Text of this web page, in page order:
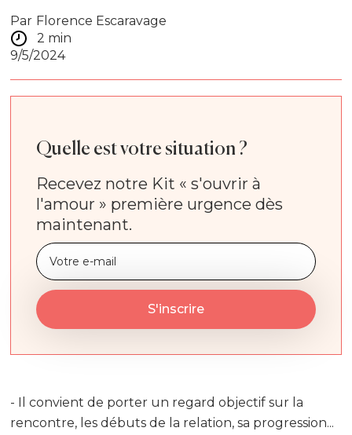
Par Florence Escaravage
2 min
9/5/2024
Quelle est votre situation ?
Recevez notre Kit « s'ouvrir à
l'amour » première urgence dès
maintenant.
- Il convient de porter un regard objectif sur la
rencontre, les débuts de la relation, sa progression...